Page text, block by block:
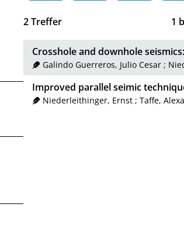
2Treffer 1
Crosshole and downhole
Galindo Guerreros, Julio Cesar ;
Improved parallel seimic
Niederleithinger, Ernst ;Taffe,